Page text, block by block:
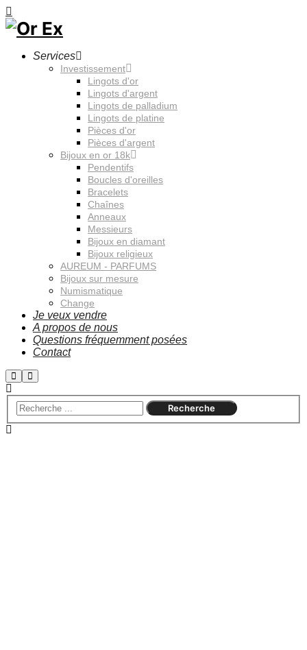
Services
Investissement
Lingots d'or
Lingots d'argent
Lingots de palladium
Lingots de platine
Pièces d'or
Pièces d'argent
Bijoux en or 18k
Pendentifs
Boucles d'oreilles
Bracelets
Chaînes
Anneaux
Messieurs
Bijoux en diamant
Bijoux religieux
AUREUM - PARFUMS
Bijoux sur mesure
Numismatique
Change
Je veux vendre
A propos de nous
Questions fréquemment posées
Contact